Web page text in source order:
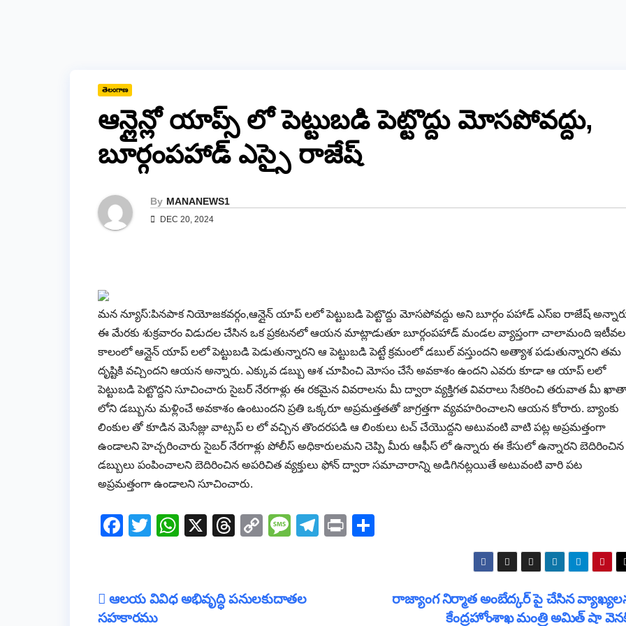
తెలంగాణ
ఆన్లైన్లో యాప్స్ లో పెట్టుబడి పెట్టొద్దు మోసపోవద్దు,
బూర్గంపహాడ్ ఎస్సై రాజేష్
By MANANEWS1
DEC 20, 2024
మన న్యూస్:పినపాక నియోజకవర్గం,ఆన్లైన్ యాప్ లలో పెట్టుబడి పెట్టొద్దు మోసపోవద్దు అని బూర్గం పహాడ్ ఎస్ఐ రాజేష్
ఈ మేరకు శుక్రవారం విడుదల చేసిన ఒక ప్రకటనలో ఆయన మాట్లాడుతూ బూర్గంపహాడ్ మండల వ్యాప్తంగా చాలామంది ఇటీవల
కాలంలో ఆన్లైన్ యాప్ లలో పెట్టుబడి పెడుతున్నారని ఆ పెట్టుబడి పెట్టే క్రమంలో డబుల్ వస్తుందని అత్యాశ పడుతున్నారని తమ
దృష్టికి వచ్చిందని ఆయన అన్నారు. ఎక్కువ డబ్బు ఆశ చూపించి మోసం చేసే అవకాశం ఉందని ఎవరు కూడా ఆ యాప్ లలో
పెట్టుబడి పెట్టొద్దని సూచించారు సైబర్ నేరగాళ్లు ఈ రకమైన వివరాలను మీ ద్వారా వ్యక్తిగత వివరాలు సేకరించి తరువాత మీ
లోని డబ్బును మళ్లించే అవకాశం ఉంటుందని ప్రతి ఒక్కరూ అప్రమత్తతతో జాగ్రత్తగా వ్యవహరించాలని ఆయన కోరారు. బ్యాంకు
లింకుల తో కూడిన మెసేజ్లు వాట్సప్ ల లో వచ్చిన తొందరపడి ఆ లింకులు టచ్ చేయొద్దని అటువంటి వాటి పట్ల అప్రమత్తంగా
ఉండాలని హెచ్చరించారు సైబర్ నేరగాళ్లు పోలీస్ అధికారులమని చెప్పి మీరు ఆఫీస్ లో ఉన్నారు ఈ కేసులో ఉన్నారని బెదిరించిన
డబ్బులు పంపించాలని బెదిరించిన అపరిచిత వ్యక్తులు ఫోన్ ద్వారా సమాచారాన్ని అడిగినట్లయితే అటువంటి వారి పట
అప్రమత్తంగా ఉండాలని సూచించారు.
F
e
b
T
er
W
s
X
T
a
C
y
M
a
T
Pr
Post
రాజ్యాంగ నిర్మాత అంబేద్కర్ పై చేసిన
కేంద్రహోంశాఖ మంత్రి అమిత్ షా
ఆలయ వివిధ అభివృద్ధి పనులకుదాతల
సహకారము